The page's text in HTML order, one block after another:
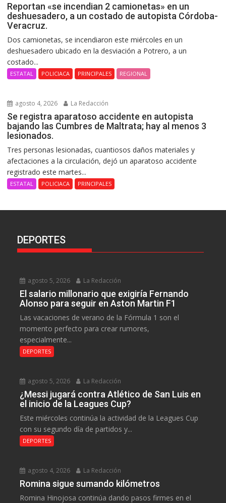
Reportan «se incendian 2 camionetas» en un
deshuesadero, a un costado de autopista Córdoba-
Veracruz.
Dos camionetas, se incendiaron este miércoles en un
deshuesadero ubicado en la desviación a Potrero, a un
costado...
ESTATAL POLICIACA PRINCIPALES REGIONAL
agosto 4, 2026 La Redacción
Se registra aparatoso accidente en autopista
bajando las Cumbres de Maltrata; hay al menos 3
lesionados.
Tres personas lesionadas, cuantiosos daños materiales y
afectaciones a la circulación, dejó un aparatoso accidente
registrado este martes...
ESTATAL POLICIACA PRINCIPALES
DEPORTES
agosto 5, 2026 La Redacción
El salario millonario que exigiría Fernando
Alonso para seguir en Aston Martin F1
Las vacaciones de verano de la Fórmula 1 son el
momento perfecto para crear rumores,
especialmente...
DEPORTES
agosto 5, 2026 La Redacción
¿Messi jugará contra Atlético de San Luis en
el inicio de la Leagues Cup?
Este miércoles continúa la actividad de la Leagues Cup
con su segundo día de partidos y...
DEPORTES
agosto 4, 2026 La Redacción
Romina sigue sumando kilómetros
Romina Hinojosa continúa dando pasos firmes en el